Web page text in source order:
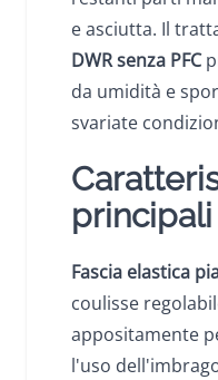
e asciutta. Il
DWR senza PFC
da umidità e
svariate
principali
Fascia elastica
coulisse
appositamente
l'uso